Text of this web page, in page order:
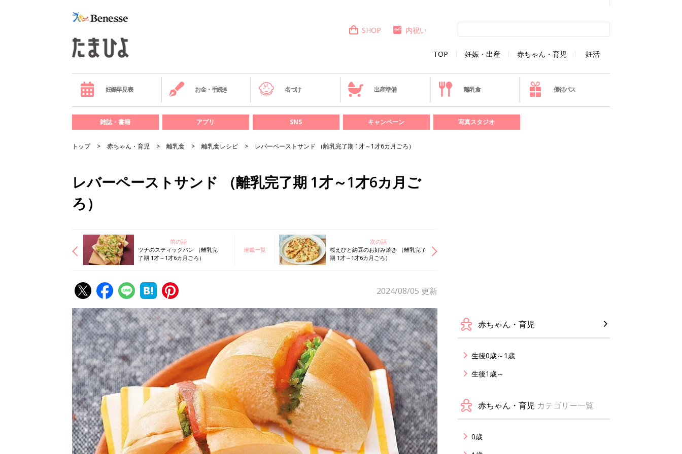
TOP 妊娠・出産 赤ちゃん・育児 妊活
SHOP 内祝い
妊娠早見表 お金・手続き 名づけ 出産準備 離乳食 優待パス
雑誌・書籍 アプリ SNS キャンペーン 写真スタジオ
トップ 赤ちゃん・育児 離乳食 離乳食レシピ レバーペーストサンド （離乳完了期 1才～1才6カ月ごろ）
レバーペーストサンド （離乳完了期 1才～1才6カ月ご
ろ）
前の話
ツナのスティックパン （離乳完
了期 1才～1才6カ月ごろ）
連載一覧
次の話
桜えびと納豆のお好み焼き （離乳完了
期 1才～1才6カ月ごろ）
2024/08/05 更新
赤ちゃん・育児
生後0歳～1歳
生後1歳～
赤ちゃん・育児 カテゴリー一覧
0歳